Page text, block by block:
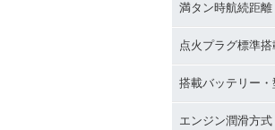
満タン時航続距離
点火プラグ標準
搭載バッテリー・
エンジン潤滑方式